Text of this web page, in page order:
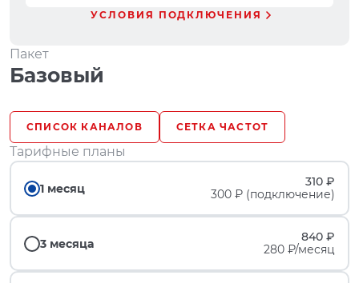
УСЛОВИЯ ПОДКЛЮЧЕНИЯ
Пакет
Базовый
СПИСОК КАНАЛОВ СЕТКА ЧАСТОТ
Тарифные планы
1 месяц
310 ₽
300 ₽ (подключение)
3 месяца
840 ₽
280 ₽/месяц